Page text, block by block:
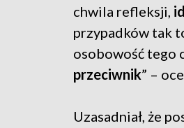
chwila refleksji,
przypadków tak
osobowość tego
przeciwnik” –
Uzasadniał, że